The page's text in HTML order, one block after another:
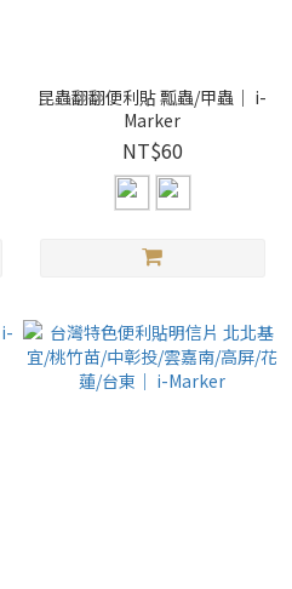
昆蟲翻翻便利貼 瓢蟲/甲蟲｜ i-
Marker
NT$60